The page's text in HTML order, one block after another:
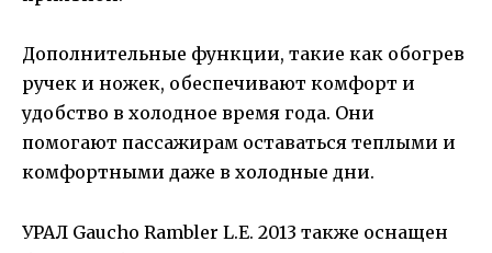
Дополнительные функции, такие как обогрев
ручек и ножек, обеспечивают комфорт и
удобство в холодное время года. Они
помогают пассажирам оставаться теплыми и
комфортными даже в холодные дни.
УРАЛ Gaucho Rambler L.E. 2013 также оснащен